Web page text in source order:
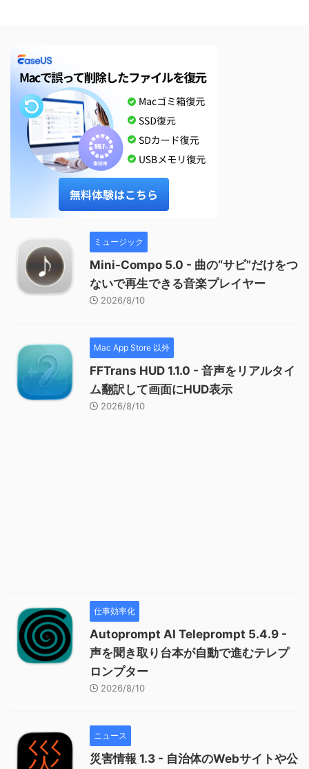
ミュージック
Mini-Compo 5.0 - 曲の“サビ”だけをつ
ないで再生できる音楽プレイヤー
2026/8/10
Mac App Store 以外
FFTrans HUD 1.1.0 - 音声をリアルタイ
ム翻訳して画面にHUD表示
2026/8/10
仕事効率化
Autoprompt AI Teleprompt 5.4.9 -
声を聞き取り台本が自動で進むテレプ
ロンプター
2026/8/10
ニュース
災害情報 1.3 - 自治体のWebサイトや公